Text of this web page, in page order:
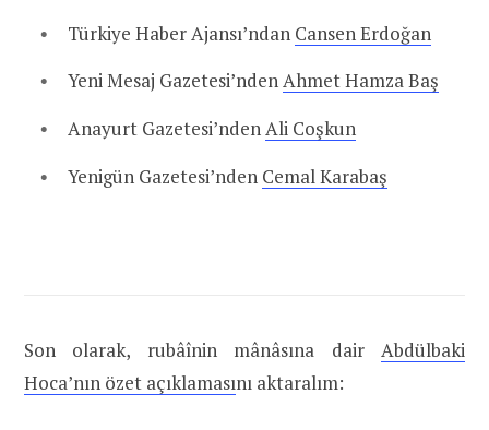
Türkiye Haber Ajansı’ndan Cansen Erdoğan
Yeni Mesaj Gazetesi’ndenAhmet Hamza Baş
Anayurt Gazetesi’ndenAli Coşkun
Yenigün Gazetesi’nden Cemal Karabaş
Son olarak, rubâînin mânâsına dair Abdülbaki
Hoca’nın özet açıklamasını aktaralım: